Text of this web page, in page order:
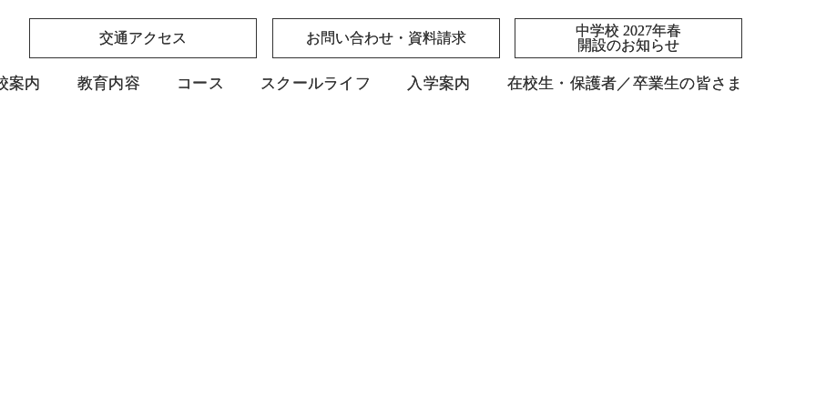
交通アクセス お問い合わせ・資料請求
中学校 2027年春
開設のお知らせ
案内 教育内容 コース スクールライフ 入学案内 在校生・保護者／卒業生の皆さま
交通アクセス お問い合わせ・資料請求
中学校 2027年春
開設のお知らせ
案内 教育内容 コース スクールライフ 入学案内 在校生・保護者／卒業生の皆さま